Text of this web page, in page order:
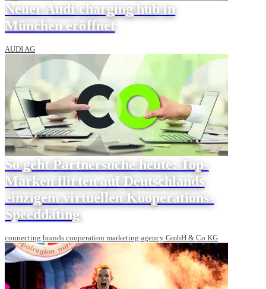
Neuer Audi charging hub in
München eröffnet
AUDI AG
So geht Partnersuche heute: Top-
Marken flirten auf Deutschlands
einzigem virtuellen Kooperations-
Speeddating
connecting brands cooperation marketing agency GmbH & Co KG